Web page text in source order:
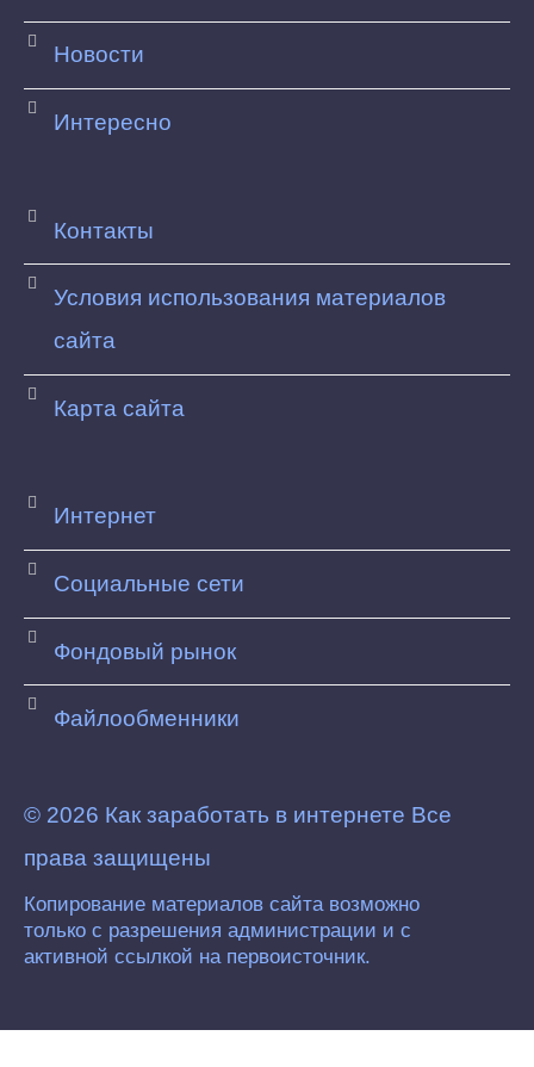
Новости
Интересно
Контакты
Условия использования материалов
сайта
Карта сайта
Интернет
Социальные сети
Фондовый рынок
Файлообменники
© 2026 Как заработать в интернете Все
права защищены
Копирование материалов сайта возможно
только с разрешения администрации и с
активной ссылкой на первоисточник.